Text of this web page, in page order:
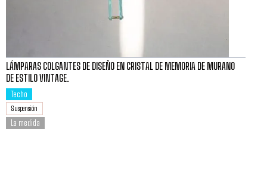
LÁMPARAS COLGANTES DE DISEÑO EN CRISTAL DE MEMORIA DE MURANO
DE ESTILO VINTAGE.
Techo
Suspensión
La medida